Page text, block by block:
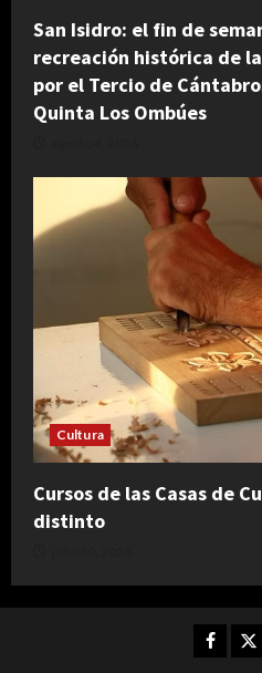
San Isidro: el fin de
recreación histórica de
por el Tercio de
Quinta Los Ombúes
Cultura
Cursos de las Casas de
distinto